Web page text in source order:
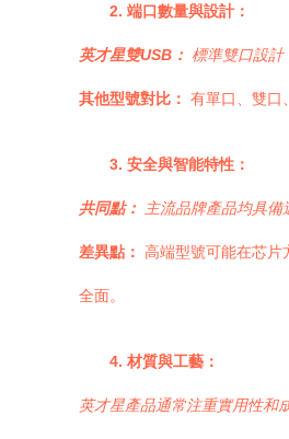
2. 端口數量與設計：
英才星雙USB： 標準雙口設計
其他型號對比： 有單口、雙口
3. 安全與智能特性：
共同點： 主流品牌產品均具備
差異點： 高端型號可能在芯片
全面。
4. 材質與工藝：
英才星產品通常注重實用性和